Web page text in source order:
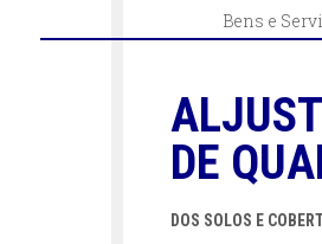
Bens e
DE
DOS SOLOS E